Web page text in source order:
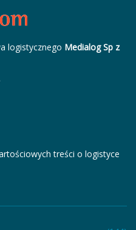
logistycznego Medialog Sp z
treści o logistyce